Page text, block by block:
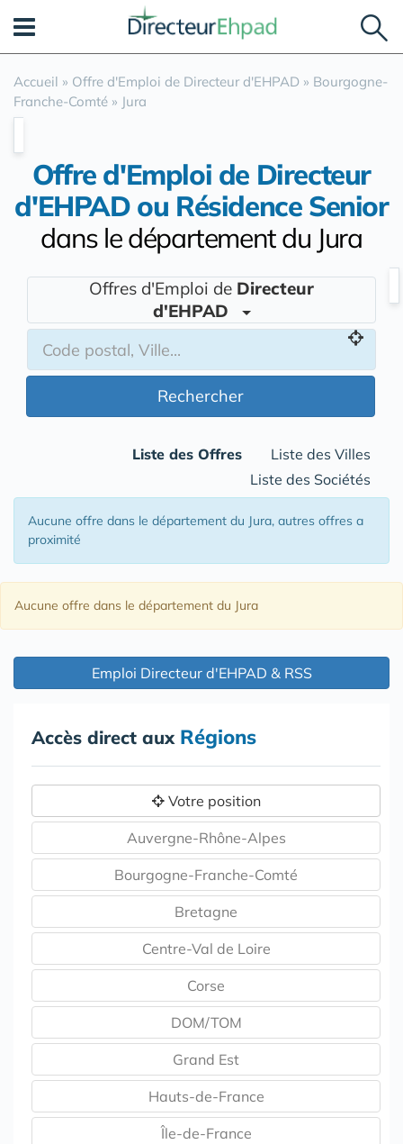
Accueil » Offre d'Emploi de Directeur d'EHPAD » Bourgogne-
Franche-Comté » Jura
Offre d'Emploi de Directeur
d'EHPAD ou Résidence Senior
dans le département du Jura
Offres d'Emploi de Directeur
d'EHPAD
Rechercher
Liste des Offres
Liste des Villes
Liste des Sociétés
Aucune offre dans le département du Jura, autres offres a
proximité
Aucune offre dans le département du Jura
Emploi Directeur d'EHPAD & RSS
Accès direct aux Régions
Votre position
Auvergne-Rhône-Alpes
Bourgogne-Franche-Comté
Bretagne
Centre-Val de Loire
Corse
DOM/TOM
Grand Est
Hauts-de-France
Île-de-France
Panneau de gestion des cookies